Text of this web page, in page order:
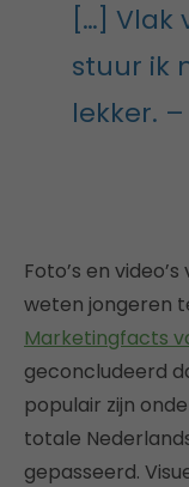
[…] Vlak
stuur ik
lekker.
Foto’s en
weten jongeren
Marketingfacts
geconcludeerd
populair zijn
totale
gepasseerd.